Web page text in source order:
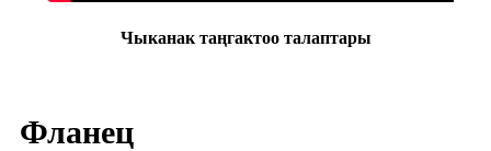
Чыканак таңгактоо талаптары
Фланец